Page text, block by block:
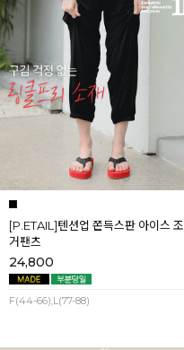
[P.ETAIL]텐션업 쫀득스판 아이스 조
거팬츠
24,800
F(44-66),L(77-88)